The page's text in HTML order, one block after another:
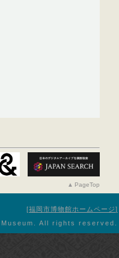
PageTop
福岡市博物館ホームページ
All rights reserved.